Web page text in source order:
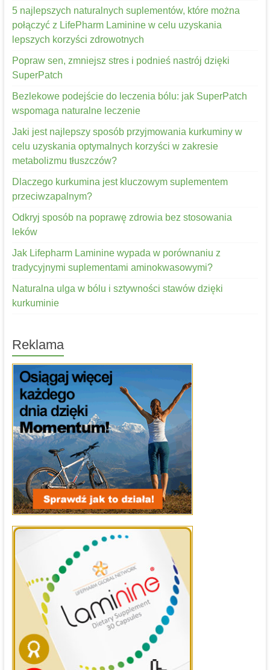
5 najlepszych naturalnych suplementów, które można
połączyć z LifePharm Laminine w celu uzyskania
lepszych korzyści zdrowotnych
Popraw sen, zmniejsz stres i podnieś nastrój dzięki
SuperPatch
Bezlekowe podejście do leczenia bólu: jak SuperPatch
wspomaga naturalne leczenie
Jaki jest najlepszy sposób przyjmowania kurkuminy w
celu uzyskania optymalnych korzyści w zakresie
metabolizmu tłuszczów?
Dlaczego kurkumina jest kluczowym suplementem
przeciwzapalnym?
Odkryj sposób na poprawę zdrowia bez stosowania
leków
Jak Lifepharm Laminine wypada w porównaniu z
tradycyjnymi suplementami aminokwasowymi?
Naturalna ulga w bólu i sztywności stawów dzięki
kurkuminie
Reklama